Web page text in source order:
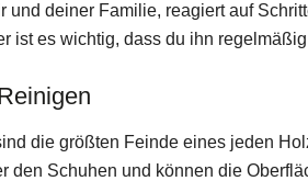
und deiner Familie, reagiert auf
ist es wichtig, dass du ihn
die größten Feinde eines jeden
den Schuhen und können die